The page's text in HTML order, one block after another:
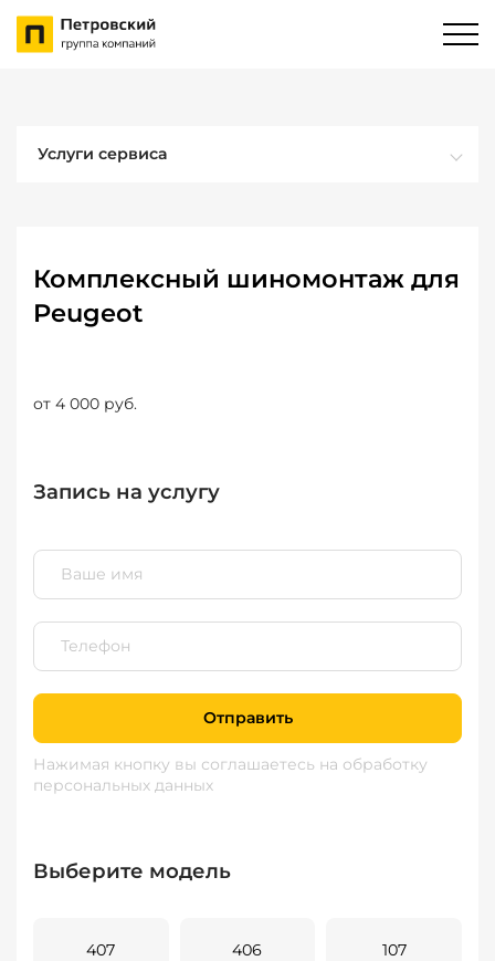
Услуги сервиса
Комплексный шиномонтаж для
Peugeot
от 4 000 руб.
Запись на услугу
Отправить
Нажимая кнопку вы соглашаетесь на обработку
персональных данных
Выберите модель
407 406 107